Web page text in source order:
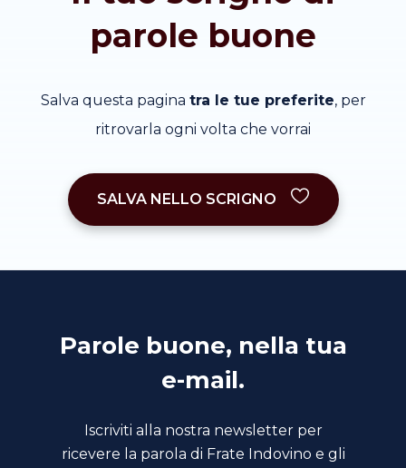
parole buone
Salva questa pagina tra le tue preferite, per
ritrovarla ogni volta che vorrai
SALVA NELLO SCRIGNO
Parole buone, nella tua
e-mail.
Iscriviti alla nostra newsletter per
ricevere la parola di Frate Indovino e gli